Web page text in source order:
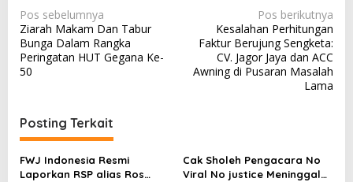
N
a
v
i
a
s
i
Pos sebelumnya
Ziarah Makam Dan Tabur
Bunga Dalam Rangka
Peringatan HUT Gegana Ke-
50
Pos berikutnya
Kesalahan Perhitungan
Faktur Berujung Sengketa:
CV. Jagor Jaya dan ACC
Awning di Pusaran Masalah
Lama
Posting Terkait
FWJ Indonesia Resmi
Laporkan RSP alias Ros
Cak Sholeh Pengacara No
Viral No justice Meninggal